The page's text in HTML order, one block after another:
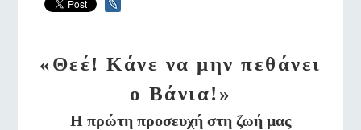
«Θεέ! Κάνε να μην πεθάνει
ο Βάνια!»
Η πρώτη προσευχή στη ζωή μας